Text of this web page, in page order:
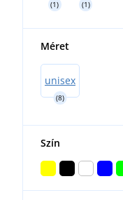
(1) (1)
Méret
unisex
(8)
Szín